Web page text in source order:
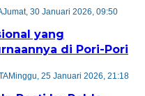
Jumat, 30 Januari 2026, 09:50
yang
di Pori-Pori
Minggu, 25 Januari 2026, 21:18